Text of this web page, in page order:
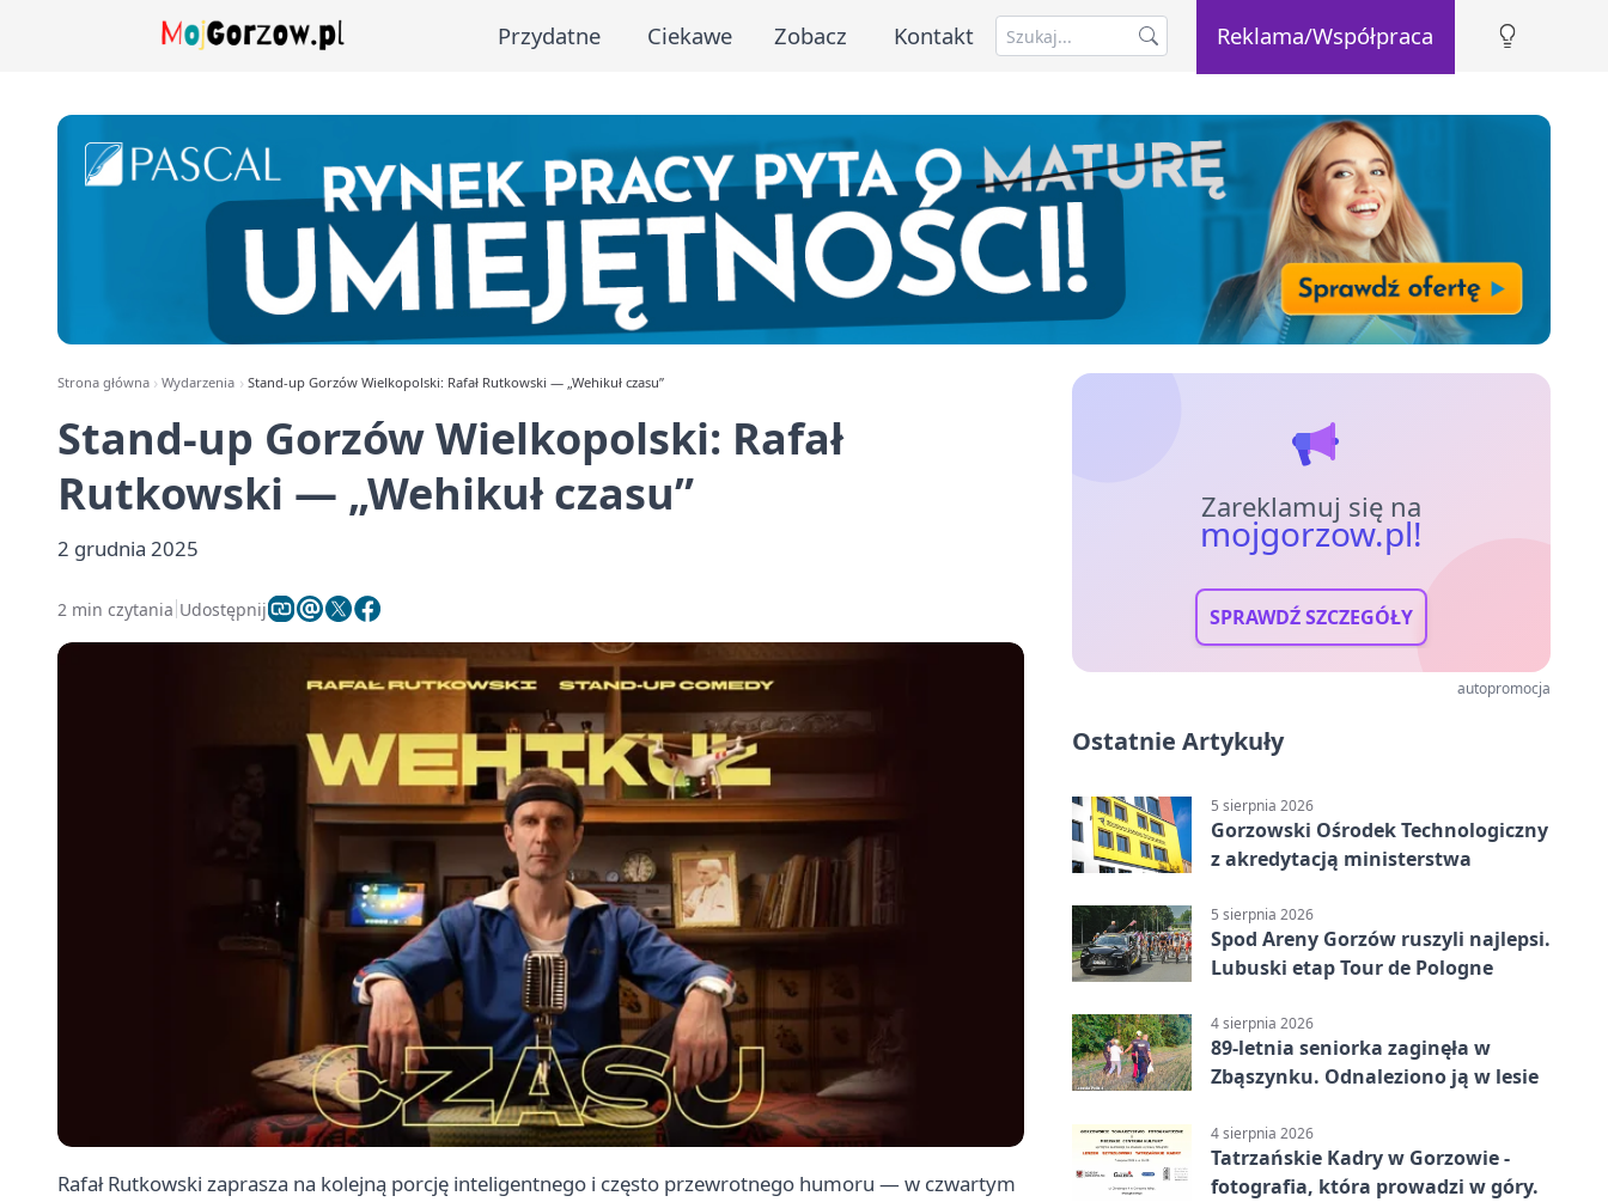
Przydatne Ciekawe Zobacz Kontakt Reklama/Współpraca
Strona główna Wydarzenia Stand-up Gorzów Wielkopolski: Rafał Rutkowski — „Wehikuł czasu”
Stand-up Gorzów Wielkopolski: Rafał
Rutkowski — „Wehikuł czasu”
2 grudnia 2025
2 min czytania Udostępnij
Rafał Rutkowski zaprasza na kolejną porcję inteligentnego i często przewrotnego humoru — w czwartym
Zareklamuj się na
mojgorzow.pl!
SPRAWDŹ SZCZEGÓŁY
autopromocja
Ostatnie Artykuły
5 sierpnia 2026
Gorzowski Ośrodek Technologiczny
z akredytacją ministerstwa
5 sierpnia 2026
Spod Areny Gorzów ruszyli najlepsi.
Lubuski etap Tour de Pologne
4 sierpnia 2026
89-letnia seniorka zaginęła w
Zbąszynku. Odnaleziono ją w lesie
4 sierpnia 2026
Tatrzańskie Kadry w Gorzowie -
fotografia, która prowadzi w góry.